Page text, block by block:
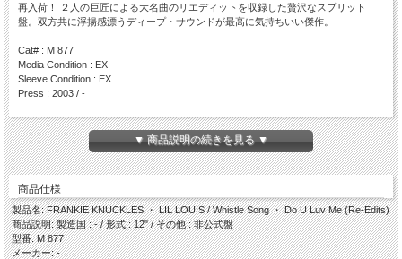
再入荷！ ２人の巨匠による大名曲のリエディットを収録した贅沢なスプリット
盤。双方共に浮揚感漂うディープ・サウンドが最高に気持ちいい傑作。
Cat# : M 877
Media Condition : EX
Sleeve Condition : EX
Press : 2003 / -
Side A
・Whistle Song (Re-Edit) / Frankie Knuckles
Side B
▼ 商品説明の続きを見る ▼
商品仕様
製品名: FRANKIE KNUCKLES ・ LIL LOUIS / Whistle Song ・ Do U Luv Me (Re-Edits)
商品説明: 製造国 : - / 形式 : 12" / その他 : 非公式盤
型番: M 877
メーカー: -